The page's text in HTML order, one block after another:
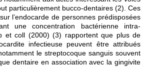
particulièrement bucco-dentaires (2). Ces
l’endocarde de personnes prédisposées
une concentration bactérienne intra-
et coll (2000) (3) rapportent que plus de
infectieuse peuvent être attribués
le streptocoque sanguis souvent
dentaire en association avec la gingivite